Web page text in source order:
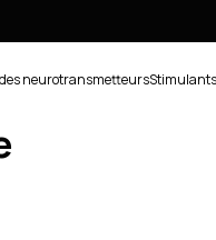
neurotransmetteursStimulants